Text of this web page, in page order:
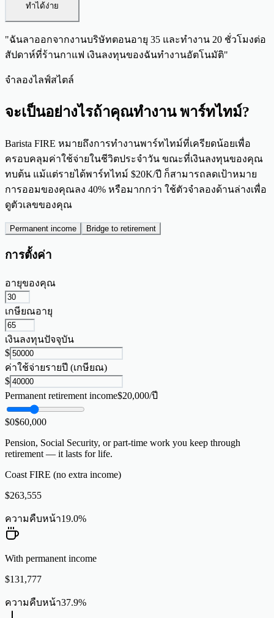
ทำได้ง่าย
"ฉันลาออกจากงานบริษัทตอนอายุ 35 และทำงาน 20 ชั่วโมงต่อ
สัปดาห์ที่ร้านกาแฟ เงินลงทุนของฉันทำงานอัตโนมัติ"
จำลองไลฟ์สไตล์
จะเป็นอย่างไรถ้าคุณทำงาน พาร์ทไทม์?
Barista FIRE หมายถึงการทำงานพาร์ทไทม์ที่เครียดน้อยเพื่อ
ครอบคลุมค่าใช้จ่ายในชีวิตประจำวัน ขณะที่เงินลงทุนของคุณ
ทบต้น แม้แต่รายได้พาร์ทไทม์ $20K/ปี ก็สามารถลดเป้าหมาย
การออมของคุณลง 40% หรือมากกว่า ใช้ตัวจำลองด้านล่างเพื่อ
ดูตัวเลขของคุณ
Permanent income Bridge to retirement
การตั้งค่า
อายุของคุณ
เกษียณอายุ
เงินลงทุนปัจจุบัน
$
ค่าใช้จ่ายรายปี (เกษียณ)
$
Permanent retirement income$20,000/ปี
$0$60,000
Pension, Social Security, or part-time work you keep through
retirement — it lasts for life.
Coast FIRE (no extra income)
$263,555
ความคืบหน้า19.0%
With permanent income
$131,777
ความคืบหน้า37.9%